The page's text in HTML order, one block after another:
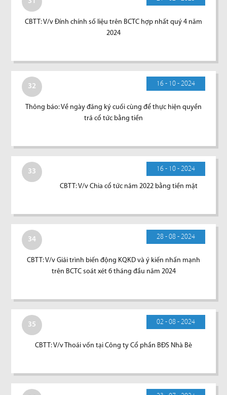
CBTT: V/v Đính chính số liệu trên BCTC hợp nhất quý 4 năm
2024
32 16 - 10 - 2024
Thông báo: Về ngày đăng ký cuối cùng để thực hiện quyền
trả cổ tức bằng tiền
33 16 - 10 - 2024
CBTT: V/v Chia cổ tức năm 2022 bằng tiền mặt
34 28 - 08 - 2024
CBTT: V/v Giải trình biến động KQKD và ý kiến nhấn mạnh
trên BCTC soát xét 6 tháng đầu năm 2024
35 02 - 08 - 2024
CBTT: V/v Thoái vốn tại Công ty Cổ phần BĐS Nhà Bè